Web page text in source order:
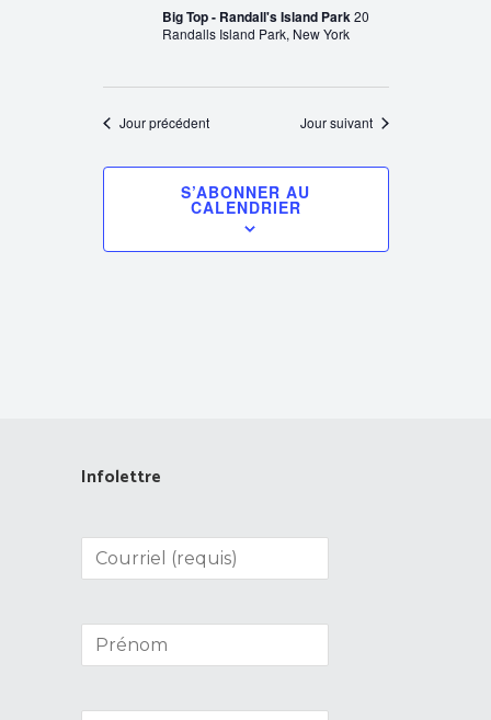
Big Top - Randall's Island Park20
Randalls Island Park, New York
Jour précédent Jour suivant
S’ABONNER AU
CALENDRIER
Infolettre